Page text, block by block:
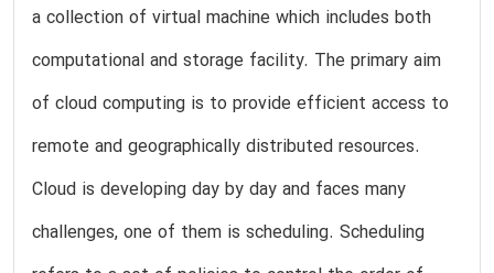
a collection of virtual machine which includes both
computational and storage facility. The primary aim
of cloud computing is to provide efficient access to
remote and geographically distributed resources.
Cloud is developing day by day and faces many
challenges, one of them is scheduling. Scheduling